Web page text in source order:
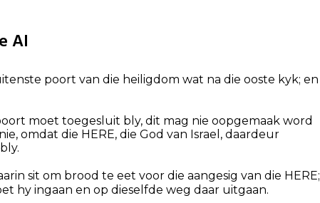
AI
poort van die heiligdom wat na die ooste kyk; en
moet toegesluit bly, dit mag nie oopgemaak word
omdat die HERE, die God van Israel, daardeur
sit om brood te eet voor die aangesig van die HERE;
hy ingaan en op dieselfde weg daar uitgaan.